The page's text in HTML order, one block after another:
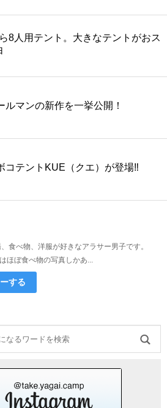
8人用テント。大きなテントがおス
ルマンの新作を一挙公開！
コテントKUE（クエ）が登場‼
食べ物、洋服が好きなアラサー男子です。
ほぼ食べ物の写真しかあ...
する